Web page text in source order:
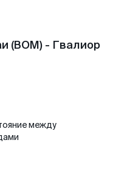
(BOM) - Гвалиор
между